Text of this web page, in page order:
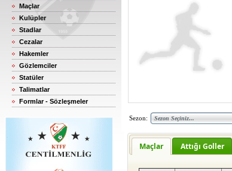
Maçlar
Kulüpler
Stadlar
Cezalar
Hakemler
Gözlemciler
Statüler
Talimatlar
Formlar - Sözleşmeler
Sezon:
Maçlar Attığı Goller